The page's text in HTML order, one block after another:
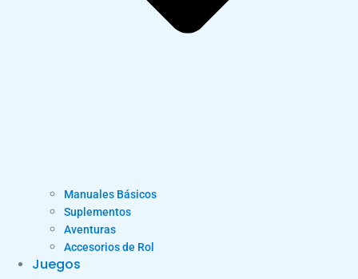
Manuales Básicos
Suplementos
Aventuras
Accesorios de Rol
Juegos